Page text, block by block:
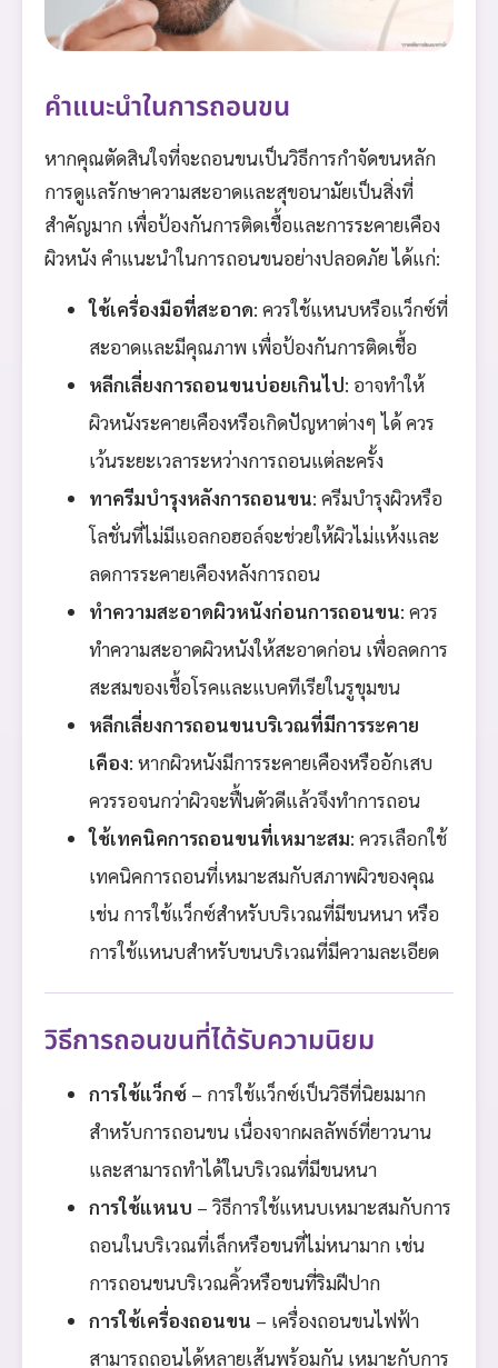
คำแนะนำในการถอนขน
หากคุณตัดสินใจที่จะถอนขนเป็นวิธีการกำจัดขนหลัก
การดูแลรักษาความสะอาดและสุขอนามัยเป็นสิ่งที่
สำคัญมาก เพื่อป้องกันการติดเชื้อและการระคายเคือง
ผิวหนัง คำแนะนำในการถอนขนอย่างปลอดภัย ได้แก่:
ใช้เครื่องมือที่สะอาด: ควรใช้แหนบหรือแว็กซ์ที่
สะอาดและมีคุณภาพ เพื่อป้องกันการติดเชื้อ
หลีกเลี่ยงการถอนขนบ่อยเกินไป: อาจทำให้
ผิวหนังระคายเคืองหรือเกิดปัญหาต่างๆ ได้ ควร
เว้นระยะเวลาระหว่างการถอนแต่ละครั้ง
ทาครีมบำรุงหลังการถอนขน: ครีมบำรุงผิวหรือ
โลชั่นที่ไม่มีแอลกอฮอล์จะช่วยให้ผิวไม่แห้งและ
ลดการระคายเคืองหลังการถอน
ทำความสะอาดผิวหนังก่อนการถอนขน: ควร
ทำความสะอาดผิวหนังให้สะอาดก่อน เพื่อลดการ
สะสมของเชื้อโรคและแบคทีเรียในรูขุมขน
หลีกเลี่ยงการถอนขนบริเวณที่มีการระคาย
เคือง: หากผิวหนังมีการระคายเคืองหรืออักเสบ
ควรรอจนกว่าผิวจะฟื้นตัวดีแล้วจึงทำการถอน
ใช้เทคนิคการถอนขนที่เหมาะสม: ควรเลือกใช้
เทคนิคการถอนที่เหมาะสมกับสภาพผิวของคุณ
เช่น การใช้แว็กซ์สำหรับบริเวณที่มีขนหนา หรือ
การใช้แหนบสำหรับขนบริเวณที่มีความละเอียด
วิธีการถอนขนที่ได้รับความนิยม
การใช้แว็กซ์ – การใช้แว็กซ์เป็นวิธีที่นิยมมาก
สำหรับการถอนขน เนื่องจากผลลัพธ์ที่ยาวนาน
และสามารถทำได้ในบริเวณที่มีขนหนา
การใช้แหนบ – วิธีการใช้แหนบเหมาะสมกับการ
ถอนในบริเวณที่เล็กหรือขนที่ไม่หนามาก เช่น
การถอนขนบริเวณคิ้วหรือขนที่ริมฝีปาก
การใช้เครื่องถอนขน – เครื่องถอนขนไฟฟ้า
สามารถถอนได้หลายเส้นพร้อมกัน เหมาะกับการ